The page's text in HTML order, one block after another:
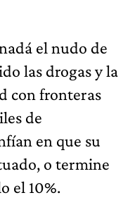
el nudo de
las drogas y la
con fronteras
de
en que su
o termine
el 10%.